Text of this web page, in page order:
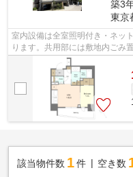
築3
東京
室内設備は全室照明付き・ネッ
ります。共用部には敷地内ごみ
ております。このマンションは
該当物件数 1件 空き数